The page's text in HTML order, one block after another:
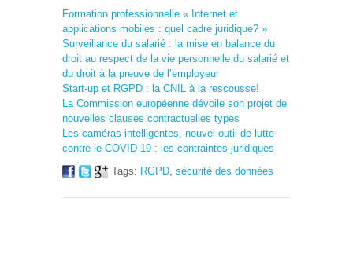
Formation professionnelle « Internet et
applications mobiles : quel cadre juridique? »
Surveillance du salarié : la mise en balance du
droit au respect de la vie personnelle du salarié et
du droit à la preuve de l’employeur
Start-up et RGPD : la CNIL à la rescousse!
La Commission européenne dévoile son projet de
nouvelles clauses contractuelles types
Les caméras intelligentes, nouvel outil de lutte
contre le COVID-19 : les contraintes juridiques
Tags: RGPD, sécurité des données